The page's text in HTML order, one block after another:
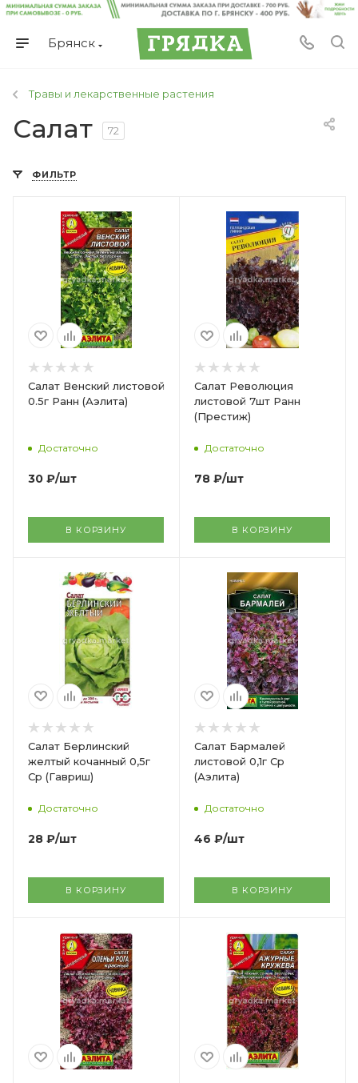
Брянск
Травы и лекарственные растения
Салат 72
ФИЛЬТР
Салат Венский листовой
0.5г Ранн (Аэлита)
Достаточно
30 ₽/шт
В КОРЗИНУ
Салат Революция
листовой 7шт Ранн
(Престиж)
Достаточно
78 ₽/шт
В КОРЗИНУ
Салат Берлинский
желтый кочанный 0,5г
Ср (Гавриш)
Достаточно
28 ₽/шт
В КОРЗИНУ
Салат Бармалей
листовой 0,1г Ср
(Аэлита)
Достаточно
46 ₽/шт
В КОРЗИНУ